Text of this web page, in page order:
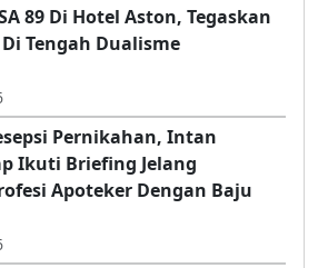
89 Di Hotel Aston, Tegaskan
Tengah Dualisme
Pernikahan, Intan
Ikuti Briefing Jelang
Apoteker Dengan Baju